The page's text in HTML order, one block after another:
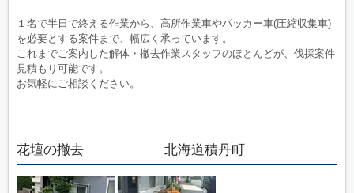
１名で半日で終える作業から、高所作業車やパッカー車(圧縮収集車)
を必要とする案件まで、幅広く承っています。
これまでご案内した解体・撤去作業スタッフのほとんどが、伐採案件
見積もり可能です。
お気軽にご相談ください。
花壇の撤去 北海道積丹町